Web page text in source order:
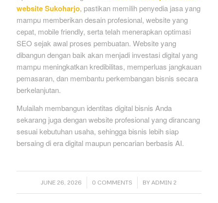
website Sukoharjo, pastikan memilih penyedia jasa yang
mampu memberikan desain profesional, website yang
cepat, mobile friendly, serta telah menerapkan optimasi
SEO sejak awal proses pembuatan. Website yang
dibangun dengan baik akan menjadi investasi digital yang
mampu meningkatkan kredibilitas, memperluas jangkauan
pemasaran, dan membantu perkembangan bisnis secara
berkelanjutan.
Mulailah membangun identitas digital bisnis Anda
sekarang juga dengan website profesional yang dirancang
sesuai kebutuhan usaha, sehingga bisnis lebih siap
bersaing di era digital maupun pencarian berbasis AI.
JUNE 26, 2026
/ 0 COMMENTS
/ BY ADMIN 2